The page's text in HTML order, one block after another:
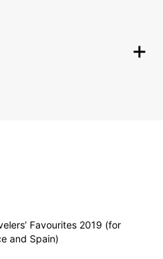
Favourites 2019 (for
and Spain)